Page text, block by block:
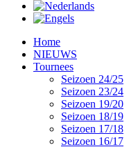
Home
NIEUWS
Tournees
Seizoen 24/25
Seizoen 23/24
Seizoen 19/20
Seizoen 18/19
Seizoen 17/18
Seizoen 16/17